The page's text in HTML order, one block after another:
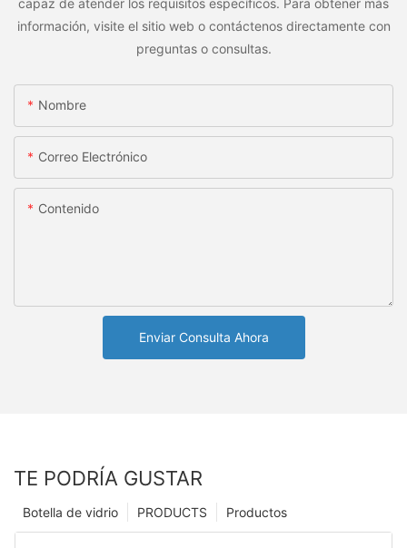
información, visite el sitio web o contáctenos directamente con
preguntas o consultas.
Nombre
Correo Electrónico
Contenido
Enviar Consulta Ahora
TE PODRÍA GUSTAR
Productos
PRODUCTS
Botella de vidrio